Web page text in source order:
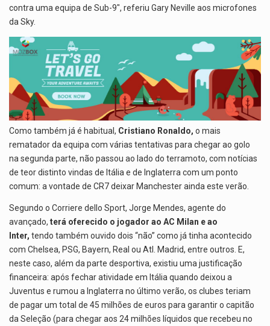
contra uma equipa de Sub-9″, referiu Gary Neville aos microfones
da Sky.
Como também já é habitual, Cristiano Ronaldo, o mais
rematador da equipa com várias tentativas para chegar ao golo
na segunda parte, não passou ao lado do terramoto, com notícias
de teor distinto vindas de Itália e de Inglaterra com um ponto
comum: a vontade de CR7 deixar Manchester ainda este verão.
Segundo o Corriere dello Sport, Jorge Mendes, agente do
avançado, terá oferecido o jogador ao AC Milan e ao
Inter, tendo também ouvido dois “não” como já tinha acontecido
com Chelsea, PSG, Bayern, Real ou Atl. Madrid, entre outros. E,
neste caso, além da parte desportiva, existiu uma justificação
financeira: após fechar atividade em Itália quando deixou a
Juventus e rumou a Inglaterra no último verão, os clubes teriam
de pagar um total de 45 milhões de euros para garantir o capitão
da Seleção (para chegar aos 24 milhões líquidos que recebeu no